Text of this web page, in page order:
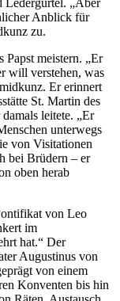
Ledergürtel. „Aber
Anblick für
zu.
Papst meistern. „Er
will verstehen, was
Er erinnert
St. Martin des
leitete. „Er
unterwegs
von Visitationen
bei Brüdern – er
oben herab
von Leo
im
hat.“ Der
Augustinus von
von einem
Konventen bis hin